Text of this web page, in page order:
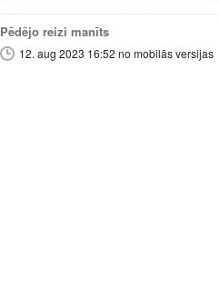
Pēdējo reizi manīts
12. aug 2023 16:52 no mobilās versijas